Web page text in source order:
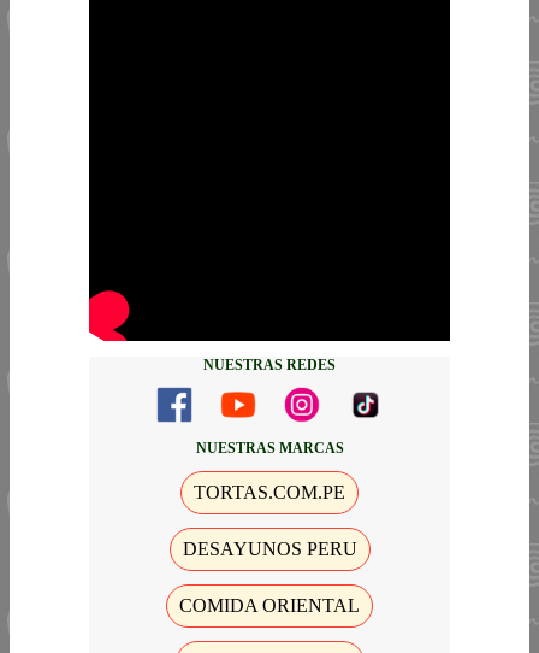
NUESTRAS REDES
NUESTRAS MARCAS
TORTAS.COM.PE
DESAYUNOS PERU
COMIDA ORIENTAL